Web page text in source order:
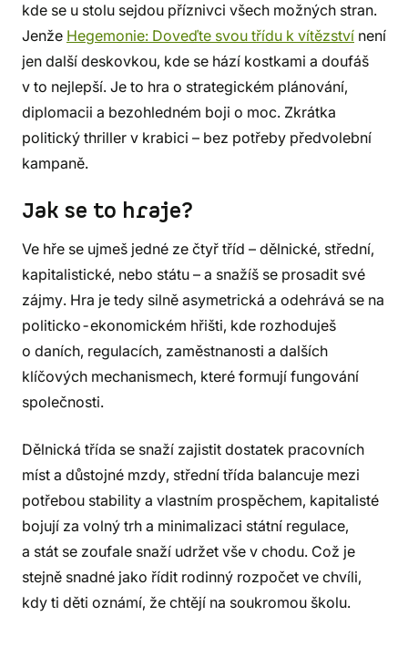
kde se u stolu sejdou příznivci všech možných stran.
Jenže Hegemonie: Doveďte svou třídu k vítězství není
jen další deskovkou, kde se hází kostkami a doufáš
v to nejlepší. Je to hra o strategickém plánování,
diplomacii a bezohledném boji o moc. Zkrátka
politický thriller v krabici – bez potřeby předvolební
kampaně.
Jak se to hraje?
Ve hře se ujmeš jedné ze čtyř tříd – dělnické, střední,
kapitalistické, nebo státu – a snažíš se prosadit své
zájmy. Hra je tedy silně asymetrická a odehrává se na
politicko-ekonomickém hřišti, kde rozhoduješ
o daních, regulacích, zaměstnanosti a dalších
klíčových mechanismech, které formují fungování
společnosti.
Dělnická třída se snaží zajistit dostatek pracovních
míst a důstojné mzdy, střední třída balancuje mezi
potřebou stability a vlastním prospěchem, kapitalisté
bojují za volný trh a minimalizaci státní regulace,
a stát se zoufale snaží udržet vše v chodu. Což je
stejně snadné jako řídit rodinný rozpočet ve chvíli,
kdy ti děti oznámí, že chtějí na soukromou školu.